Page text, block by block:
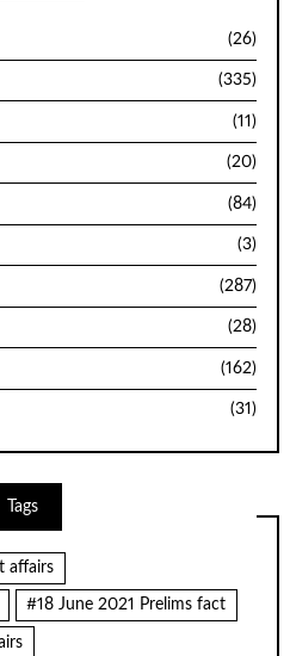
(26)
(335)
(11)
(20)
(84)
(3)
(287)
(28)
(162)
(31)
Tags
affairs
#18 June 2021 Prelims fact